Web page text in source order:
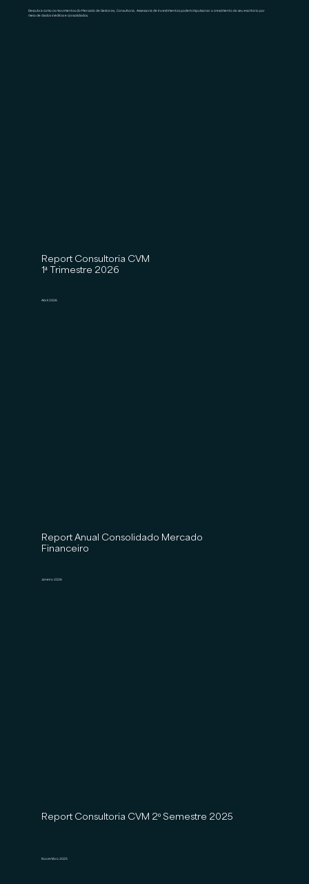
Descubra como os movimentos do Mercado de Gestoras, Consultoria, Assessoria de Investimentos podem impulsionar o crescimento do seu escritório por
meio de dados inéditos e consolidados.
Report Consultoria CVM
1ª Trimestre 2026
Abril 2026
Report Anual Consolidado Mercado
Financeiro
Janeiro 2026
Report Consultoria CVM 2º Semestre 2025
Novembro 2025